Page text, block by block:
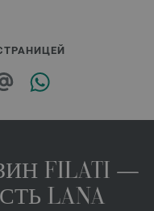
FILATI —
LANA